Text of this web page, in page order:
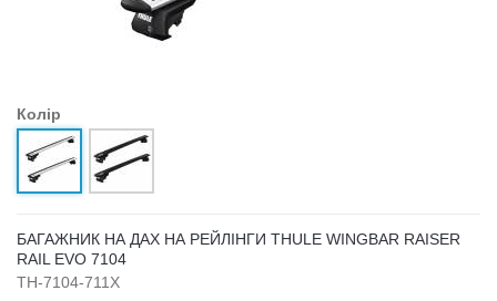
Колір
БАГАЖНИК НА ДАХ НА РЕЙЛІНГИ THULE WINGBAR RAISER
RAIL EVO 7104
TH-7104-711X